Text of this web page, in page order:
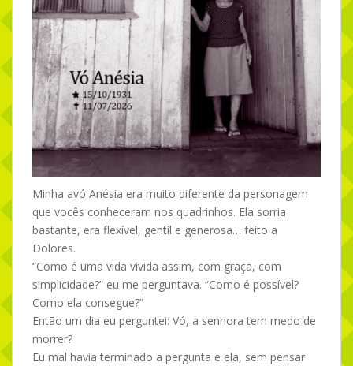
Minha avó Anésia era muito diferente da personagem
que vocês conheceram nos quadrinhos. Ela sorria
bastante, era flexível, gentil e generosa… feito a
Dolores.
“Como é uma vida vivida assim, com graça, com
simplicidade?” eu me perguntava. “Como é possível?
Como ela consegue?”
Então um dia eu perguntei: Vó, a senhora tem medo de
morrer?
Eu mal havia terminado a pergunta e ela, sem pensar